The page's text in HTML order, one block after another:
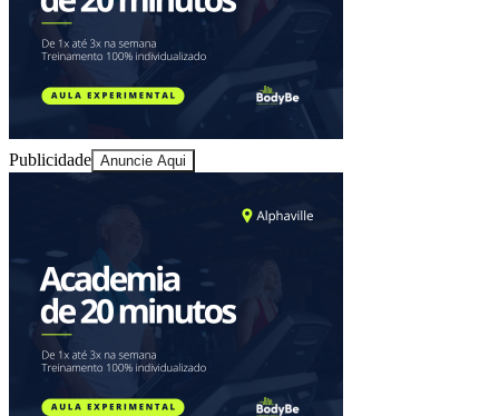
Juventude
Publicidade Anuncie Aqui